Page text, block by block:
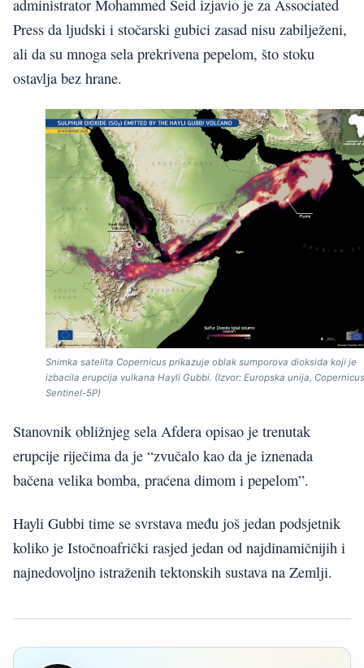
administrator Mohammed Seid izjavio je za Associated
Press da ljudski i stočarski gubici zasad nisu zabilježeni,
ali da su mnoga sela prekrivena pepelom, što stoku
ostavlja bez hrane.
Snimka satelita Copernicus prikazuje oblak sumporova dioksida koji je
izbacila erupcija vulkana Hayli Gubbi. (Izvor: Europska unija, Copernicus
Sentinel-5P)
Stanovnik obližnjeg sela Afdera opisao je trenutak
erupcije riječima da je “zvučalo kao da je iznenada
bačena velika bomba, praćena dimom i pepelom”.
Hayli Gubbi time se svrstava među još jedan podsjetnik
koliko je Istočnoafrički rasjed jedan od najdinamičnijih i
najnedovoljno istraženih tektonskih sustava na Zemlji.